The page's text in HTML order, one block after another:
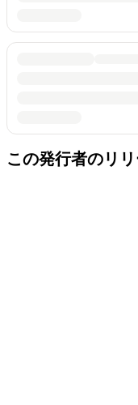
この発行者のリ